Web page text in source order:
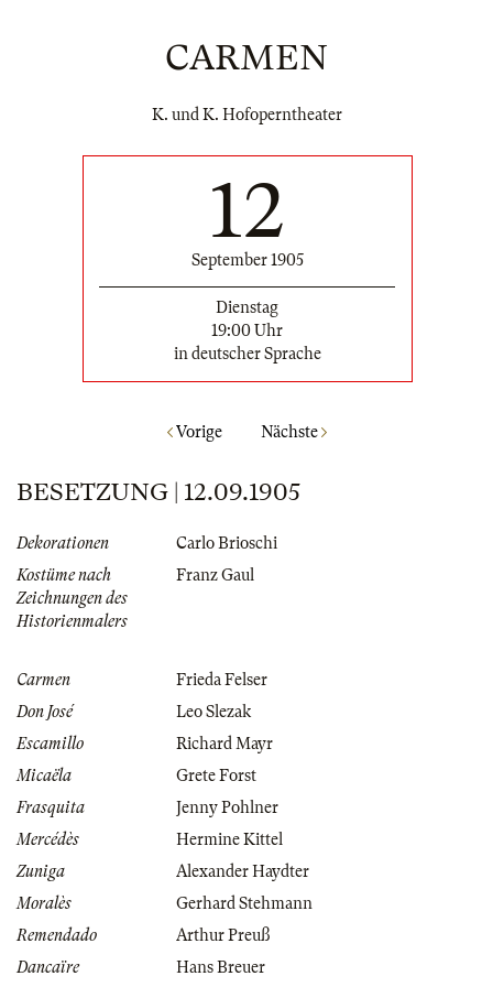
CARMEN
K. und K. Hofoperntheater
12
September 1905
Dienstag
19:00 Uhr
in deutscher Sprache
Vorige Nächste
BESETZUNG | 12.09.1905
Dekorationen
Carlo Brioschi
Kostüme nach
Zeichnungen des
Historienmalers
Franz Gaul
Carmen
Frieda Felser
Don José
Leo Slezak
Escamillo
Richard Mayr
Micaëla
Grete Forst
Frasquita
Jenny Pohlner
Mercédès
Hermine Kittel
Zuniga
Alexander Haydter
Moralès
Gerhard Stehmann
Remendado
Arthur Preuß
Dancaïre
Hans Breuer